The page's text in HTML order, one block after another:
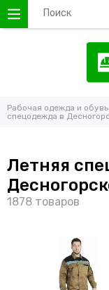
Рабочая одежда и обувь
спецодежда в
Летняя